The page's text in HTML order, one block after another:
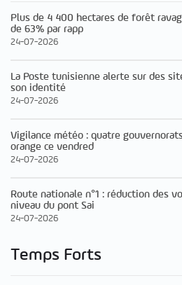
Plus de 4 400 hectares de forêt
de 63% par rapp
24-07-2026
La Poste tunisienne alerte sur des
son identité
24-07-2026
Vigilance météo : quatre
orange ce vendred
24-07-2026
Route nationale n°1 : réduction des
niveau du pont Sai
24-07-2026
Temps Forts